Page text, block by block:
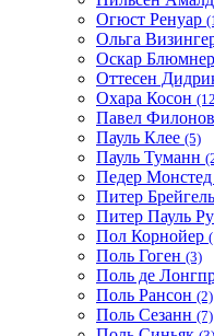
Огюст Ренуар
Ольга
Оскар Блюмнер
Оттесен
Охара Косон
Павел Филонов
Пауль Клее (5)
Пауль Туманн
Педер Монстед
Питер
Питер Пауль
Пол Корнойер
Поль Гоген (3)
Поль де
Поль Рансон (2)
Поль Сезанн (7)